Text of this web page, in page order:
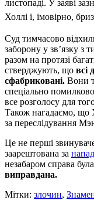
листопаді. У заяві
Холлі і, імовірно,
Суд тимчасово
заборону у зв’язку з
разом на протязі
стверджують, що всі
сфабриковані. Вони
спеціально
все розголосу для
Також нагадаємо, що
за переслідування
Це не перші
заарештована за напад
незабаром справа
виправдана.
Мітки: злочин,